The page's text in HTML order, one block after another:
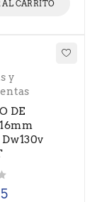
AL CARRITO
y
DE